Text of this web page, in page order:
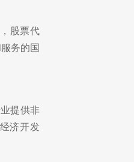
股票代
务的国
提供非
济开发